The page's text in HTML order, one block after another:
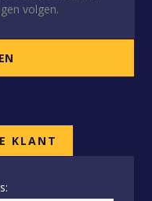
volgen.
KLANT